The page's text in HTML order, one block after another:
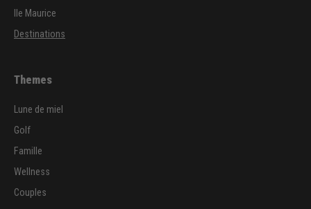
Ile Maurice
Destinations
Themes
Lune de miel
Golf
Famille
Wellness
Couples